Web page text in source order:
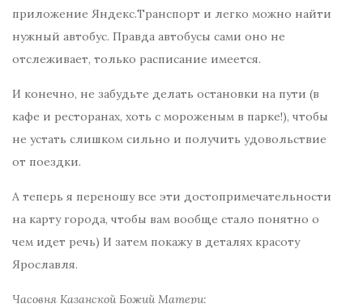
приложение Яндекс.Транспорт и легко можно найти
нужный автобус. Правда автобусы сами оно не
отслеживает, только расписание имеется.
И конечно, не забудьте делать остановки на пути (в
кафе и ресторанах, хоть с мороженым в парке!), чтобы
не устать слишком сильно и получить удовольствие
от поездки.
А теперь я переношу все эти достопримечательности
на карту города, чтобы вам вообще стало понятно о
чем идет речь) И затем покажу в деталях красоту
Ярославля.
Часовня Казанской Божий Матери: